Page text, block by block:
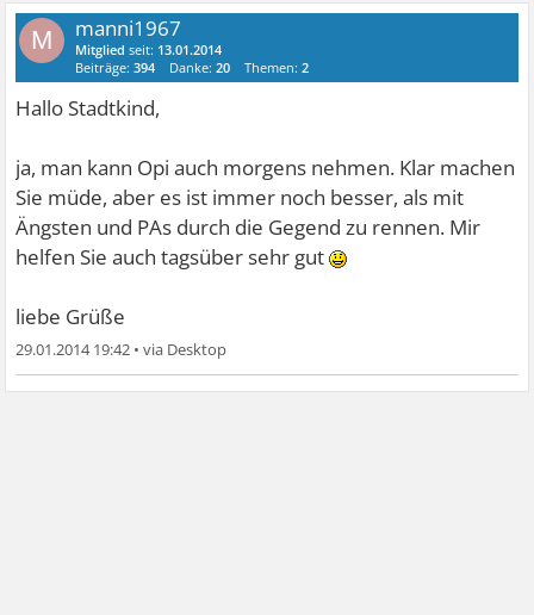
M manni1967
Mitglied seit: 13.01.2014
Beiträge:394 Danke:20 Themen:2
Hallo Stadtkind,
ja, man kann Opi auch morgens nehmen. Klar machen
Sie müde, aber es ist immer noch besser, als mit
Ängsten und PAs durch die Gegend zu rennen. Mir
helfen Sie auch tagsüber sehr gut
liebe Grüße
29.01.2014 19:42 •